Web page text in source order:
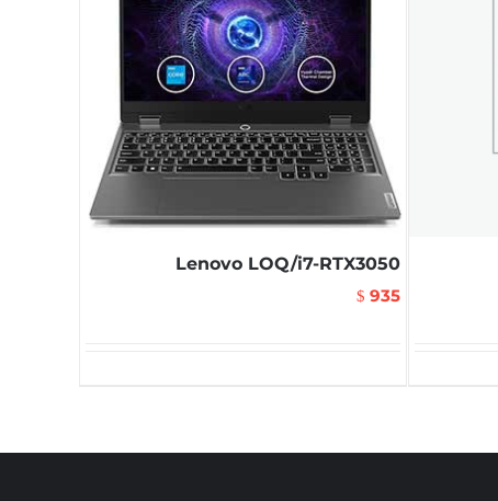
Lenovo LOQ/i7-RTX3050
$ 935